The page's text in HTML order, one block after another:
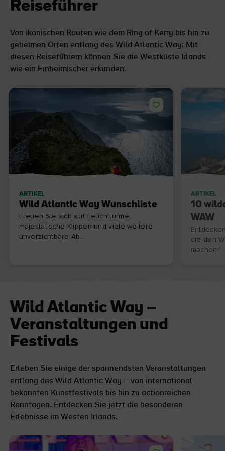
Reiseführer
Von ikonischen Routen wie dem Ring of Kerry bis hin zu
geheimen Orten entlang des Wild Atlantic Way: Mit
diesen Reiseführern können Sie die Westküste Irlands
wie ein Einheimischer erkunden.
ARTIKEL
Wild Atlantic Way Wunschliste
Freuen Sie sich auf Leuchttürme,
majestätische Klippen und viele weitere
unverzichtbare Ab...
ARTIKEL
10
WAW
die den
machen!
Wild Atlantic Way –
Veranstaltungen und
Festivals
Erleben Sie einige der spannendsten Veranstaltungen
entlang des Wild Atlantic Way – von international
bekannten Kunstfestivals bis hin zu actionreichen
Renntagen. Entdecken Sie jetzt die besonderen
Erlebnisse im Westen Irlands.